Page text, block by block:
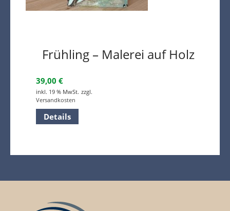
Frühling – Malerei auf Holz
39,00 €
inkl. 19 % MwSt. zzgl.
Versandkosten
Details